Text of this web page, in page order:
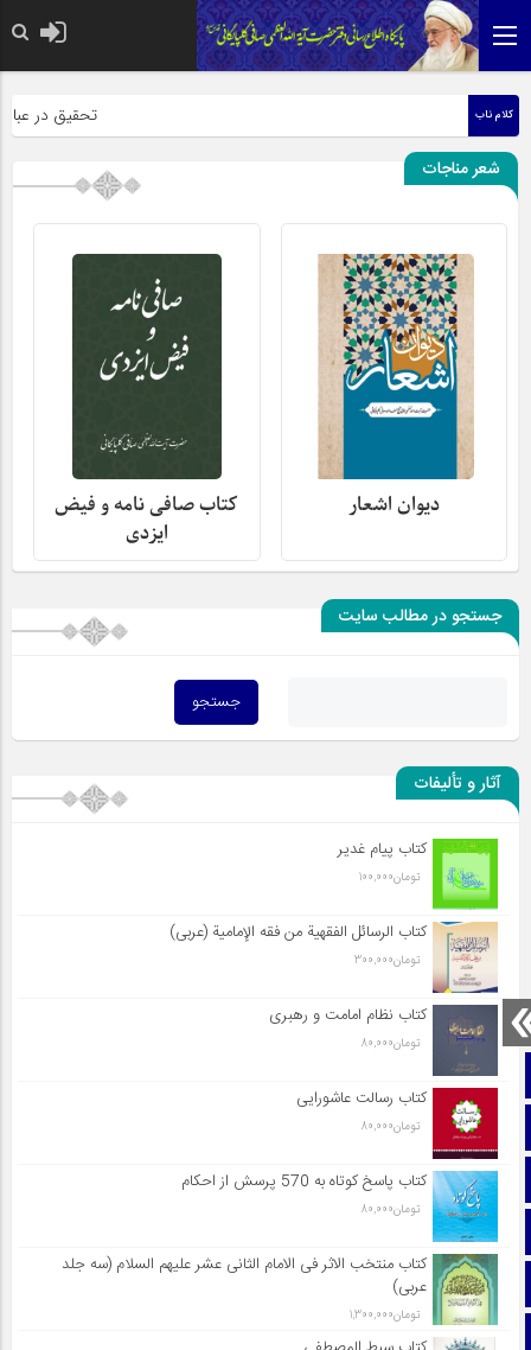
صفحه نخست
تماس با ما
آپارات
اینستاگرام
تلگرام
کلام ناب تحقیق در
شعر مناجات
دیوان اشعار
کتاب صافی نامه و فیض
ایزدی
جستجو در مطالب سایت
آثار و تألیفات
کتاب پیام غدیر
تومان100,000
کتاب الرسائل الفقهیة من فقه الإمامیة (عربی)
تومان300,000
کتاب نظام امامت و رهبری
تومان80,000
کتاب رسالت عاشورایی
تومان80,000
کتاب پاسخ کوتاه به 570 پرسش از احکام
تومان80,000
کتاب منتخب الاثر فی الامام الثانی عشر علیهم السلام (سه جلد
عربی)
تومان1,300,000